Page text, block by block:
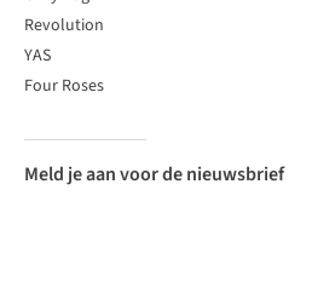
Revolution
YAS
Four Roses
Meld je aan voor de nieuwsbrief